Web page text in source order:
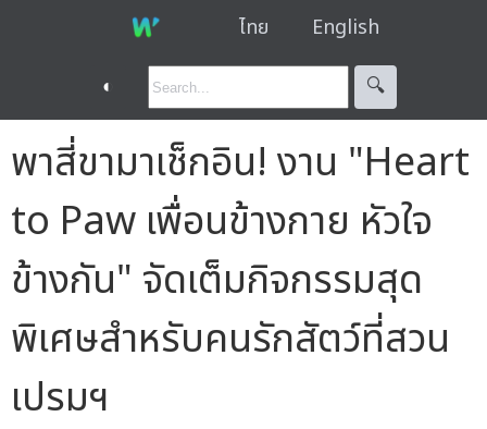
ไทย English
◐ 🔍︎
พาสี่ขามาเช็กอิน! งาน "Heart
to Paw เพื่อนข้างกาย หัวใจ
ข้างกัน" จัดเต็มกิจกรรมสุด
พิเศษสำหรับคนรักสัตว์ที่สวน
เปรมฯ